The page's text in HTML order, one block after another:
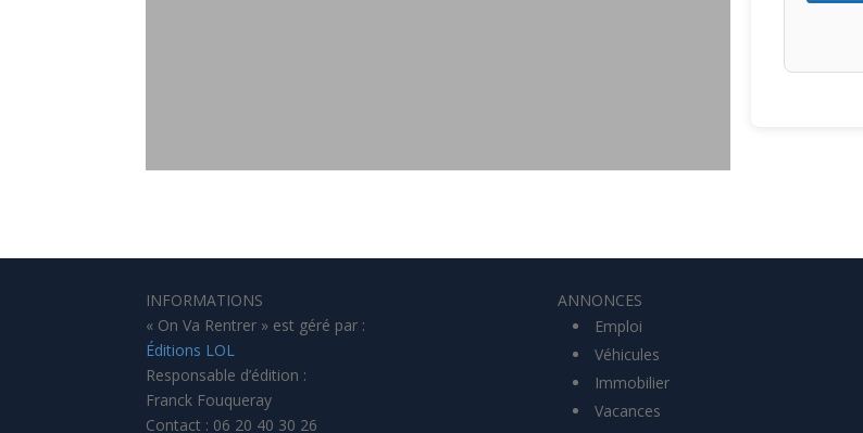
INFORMATIONS
« On Va Rentrer » est géré par :
Éditions LOL
Responsable d’édition :
Franck Fouqueray
Contact : 06 20 40 30 26
ANNONCES
Emploi
Véhicules
Immobilier
Vacances